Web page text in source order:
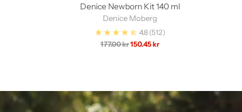
Denice Newborn Kit 140 ml
Denice Moberg
4.8 (512)
Ordinarie
177.00 kr150.45 kr